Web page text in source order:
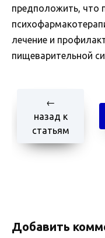
предположить, что
лечение и
пищеварительной
←
назад к
статьям
Добавить